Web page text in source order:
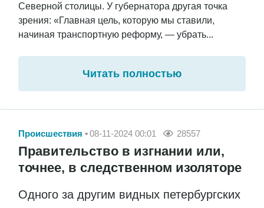
Северной столицы. У губернатора другая точка
зрения: «Главная цель, которую мы ставили,
начиная транспортную реформу, — убрать...
Читать полностью
Происшествия 08-11-2024 00:01 28557
Правительство в изгнании или,
точнее, в следственном изоляторе
Одного за другим видных петербургских